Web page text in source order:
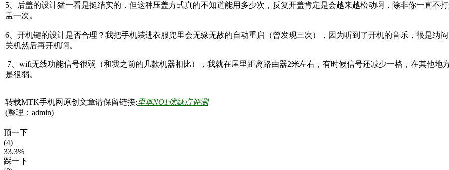
5、后盖的设计猛一看是挺结实的，但这种压盖方式真的不知道能用多少次，反复开盖肯定是会越来越松动啊，除非你一直不
盖一次。
6、开机键的设计是否合理？我把手机装进衣服兜里会无缘无故的自动重启（曾发现三次），因为听到了开机的音乐，很是纳
关机然后再开机啊。
7、wifi无线功能信号很弱（和我之前的几款机器相比），我就在屋里距离路由器2米左右，有时候信号还减少一格，在其他
是很弱。
转载MTK手机网原创文章请保留链接:里奥NO1优缺点评测
(整理：admin)
顶一下
(4)
33.3%
踩一下